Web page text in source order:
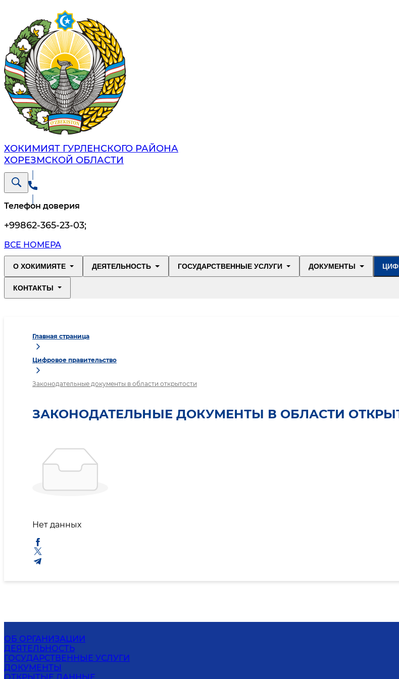
ХОКИМИЯТ ГУРЛЕНСКОГО РАЙОНА
ХОРЕЗМСКОЙ ОБЛАСТИ
Телефон доверия
+99862-365-23-03;
ВСЕ НОМЕРА
О ХОКИМИЯТЕ ДЕЯТЕЛЬНОСТЬ ГОСУДАРСТВЕННЫЕ УСЛУГИ ДОКУМЕНТЫ
КОНТАКТЫ
Главная страница
Цифровое правительство
Законодательные документы в области открытости
ЗАКОНОДАТЕЛЬНЫЕ ДОКУМЕНТЫ В ОБЛАСТИ
Нет данных
ОБ ОРГАНИЗАЦИИ
ДЕЯТЕЛЬНОСТЬ
ГОСУДАРСТВЕННЫЕ УСЛУГИ
ДОКУМЕНТЫ